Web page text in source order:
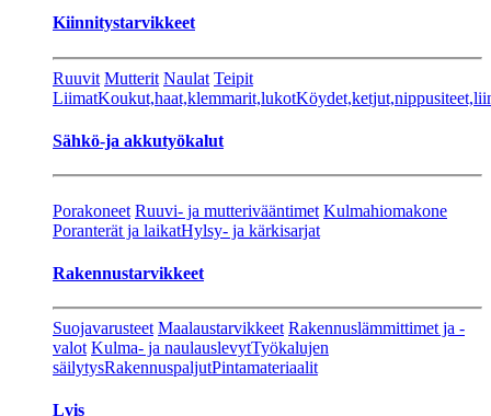
Kiinnitystarvikkeet
Ruuvit Mutterit Naulat Teipit
LiimatKoukut,haat,klemmarit,lukot
Sähkö-ja akkutyökalut
Porakoneet Ruuvi- ja mutterivääntimet Kulmahiomakone
Poranterät ja laikatHylsy- ja kärkisarjat
Rakennustarvikkeet
Suojavarusteet Maalaustarvikkeet Rakennuslämmittimet ja -
valot Kulma- ja naulauslevytTyökalujen
säilytysRakennuspaljutPintamateriaalit
Lvis